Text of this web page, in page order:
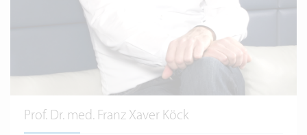
Prof. Dr. med. Franz Xaver Köck